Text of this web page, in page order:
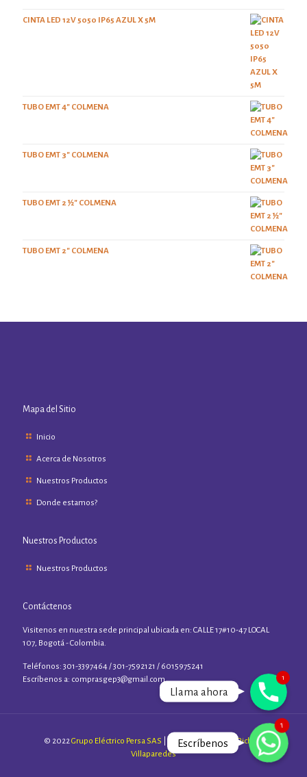
CINTA LED 12V 5050 IP65 AZUL X 5M
TUBO EMT 4" COLMENA
TUBO EMT 3" COLMENA
TUBO EMT 2 ½" COLMENA
TUBO EMT 2" COLMENA
Mapa del Sitio
Inicio
Acerca de Nosotros
Nuestros Productos
Donde estamos?
Nuestros Productos
Nuestros Productos
Contáctenos
Visitenos en nuestra sede principal ubicada en: CALLE 17#10-47 LOCAL
107, Bogotá - Colombia.
Teléfonos: 301-3397464 / 301-7592121 / 6015975241
Escríbenos a: comprasgep3@gmail.com
© 2022Grupo Eléctrico Persa SAS | Sitio diseñado por:
Richard
Villaparedes
WhatsApp
1
Escríbenos
Phone
Llama ahora